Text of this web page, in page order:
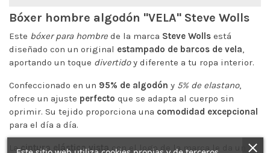
Bóxer hombre algodón "VELA" Steve Wolls
Este bóxer para hombre de la marca Steve Wolls está
diseñado con un original estampado de barcos de vela,
aportando un toque divertidoy diferente a tu ropa interior.
Confeccionado en un 95% de algodón y 5% de elastano,
ofrece un ajuste perfecto que se adapta al cuerpo sin
oprimir. Su tejido proporciona una comodidad excepcional
para el día a día.
La cintura elástica vista
con el logo de la marca le da un